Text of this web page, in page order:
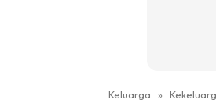
Keluarga »